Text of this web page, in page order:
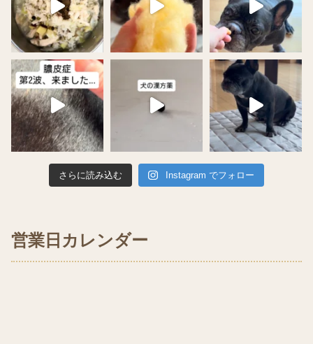
さらに読み込む Instagram でフォロー
営業日カレンダー